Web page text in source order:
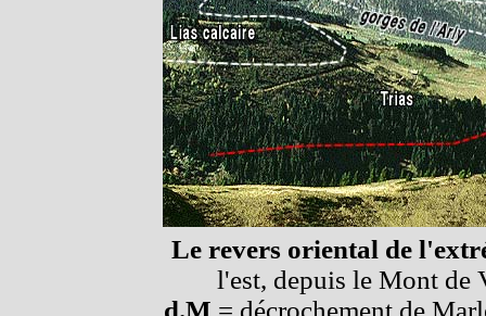
Le revers oriental de
l'est, depuis le Mont de
d.M = décrochement de